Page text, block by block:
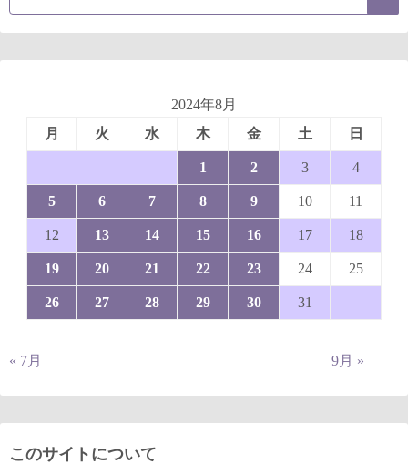
2024年8月
月
火 水 木 金 土 日
1 2 3 4
5 6 7 8 9 10 11
12 13 14 15 16 17 18
19 20 21 22 23 24 25
26 27 28 29 30 31
« 7月 9月 »
このサイトについて